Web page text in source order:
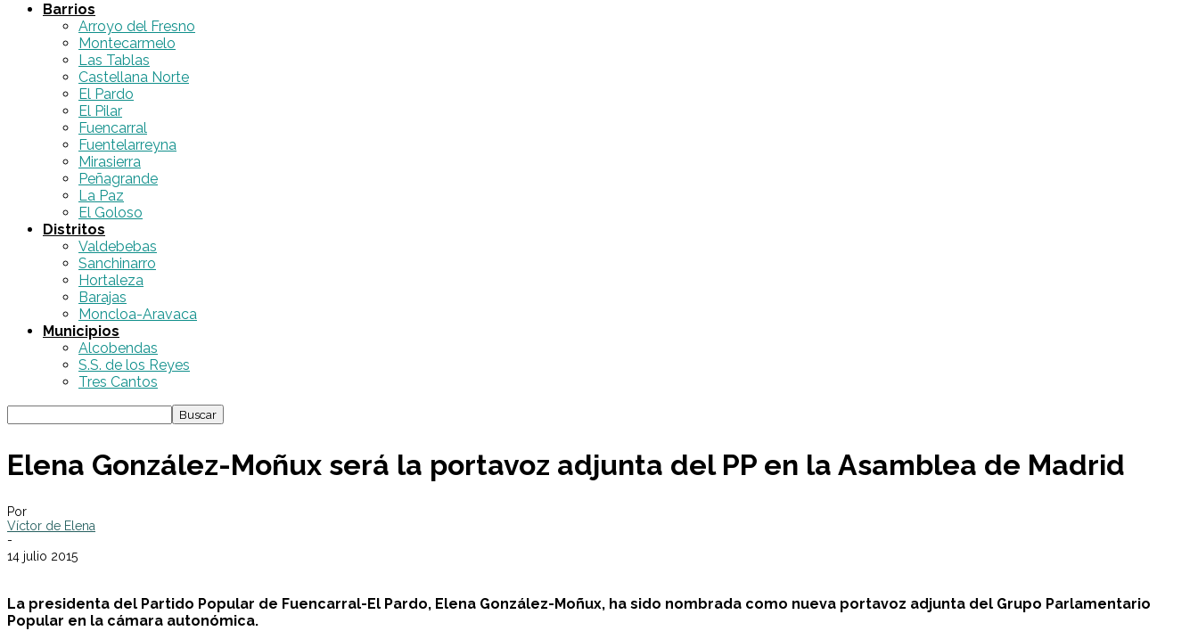
Barrios
Arroyo del Fresno
Montecarmelo
Las Tablas
Castellana Norte
El Pardo
El Pilar
Fuencarral
Fuentelarreyna
Mirasierra
Peñagrande
La Paz
El Goloso
Distritos
Valdebebas
Sanchinarro
Hortaleza
Barajas
Moncloa-Aravaca
Municipios
Alcobendas
S.S. de los Reyes
Tres Cantos
Elena González-Moñux será la portavoz adjunta del PP en la Asamblea de Madrid
Por
Víctor de Elena
-
14 julio 2015
La presidenta del Partido Popular de Fuencarral-El Pardo, Elena González-Moñux, ha sido nombrada como nueva portavoz adjunta del Grupo Parlamentario
Popular en la cámara autonómica.